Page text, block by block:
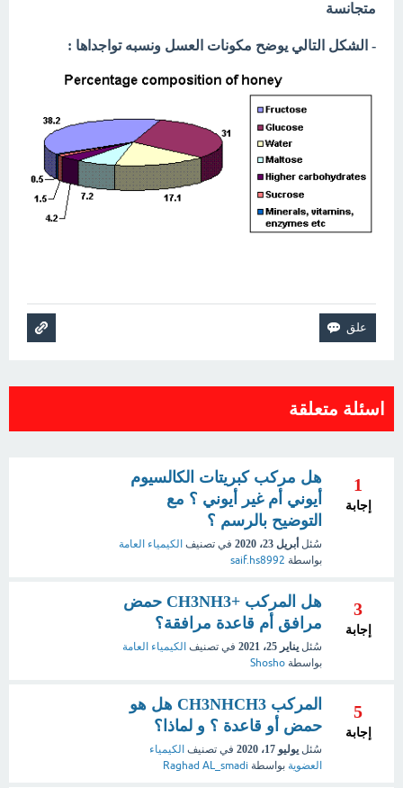
متجانسة
- الشكل التالي يوضح مكونات العسل ونسبه تواجداها :
اسئلة متعلقة
1
إجابة
هل مركب كبريتات الكالسيوم
أيوني أم غير أيوني ؟ مع
التوضيح بالرسم ؟
سُئل أبريل 23، 2020 في تصنيف الكيمياء العامة
بواسطة saif.hs8992
3
إجابة
هل المركب +CH3NH3 حمض
مرافق أم قاعدة مرافقة؟
سُئل يناير 25، 2021 في تصنيف الكيمياء العامة
بواسطة Shosho
5
إجابة
المركب CH3NHCH3 هل هو
حمض أو قاعدة ؟ و لماذا؟
سُئل يوليو 17، 2020 في تصنيف الكيمياء
العضوية بواسطة Raghad AL_smadi